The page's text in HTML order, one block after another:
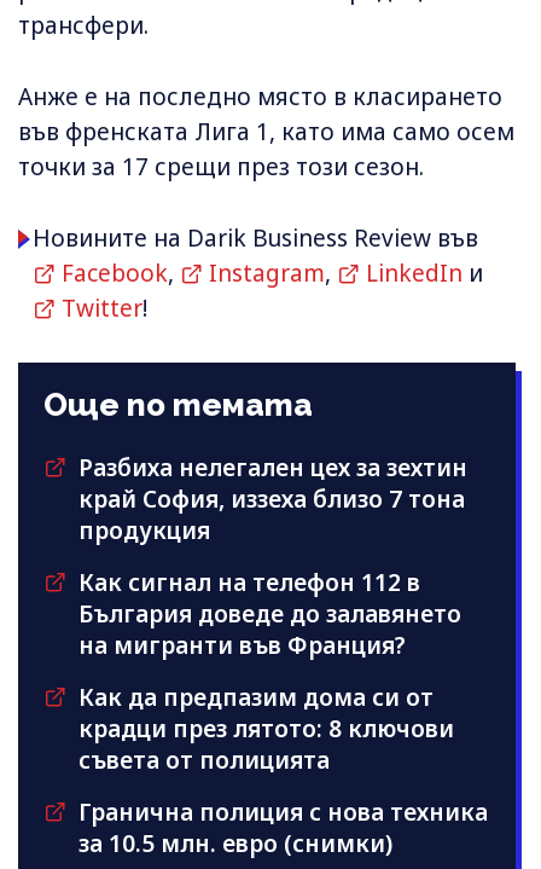
трансфери.
Анже е на последно място в класирането
във френската Лига 1, като има само осем
точки за 17 срещи през този сезон.
Новините на Darik Business Review във
Facebook, Instagram, LinkedIn и
Twitter!
Още по темата
Разбиха нелегален цех за зехтин
край София, иззеха близо 7 тона
продукция
Как сигнал на телефон 112 в
България доведе до залавянето
на мигранти във Франция?
Как да предпазим дома си от
крадци през лятото: 8 ключови
съвета от полицията
Гранична полиция с нова техника
за 10.5 млн. евро (снимки)